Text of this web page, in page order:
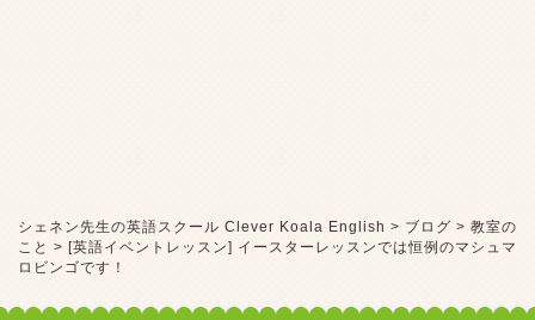
シェネン先生の英語スクール Clever Koala English > ブログ > 教室の
こと > [英語イベントレッスン] イースターレッスンでは恒例のマシュマ
ロビンゴです！